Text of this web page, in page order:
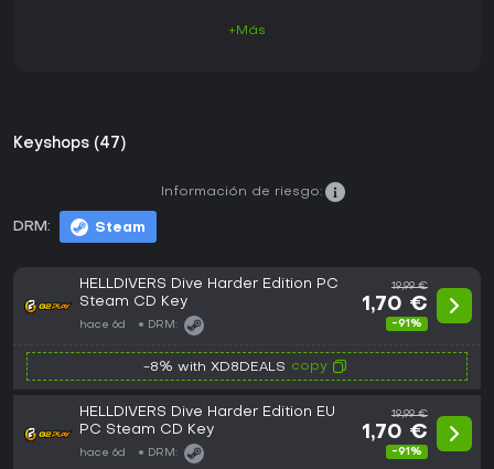
+Más
Keyshops (47)
DRM: Steam
Información de riesgo:
HELLDIVERS Dive Harder Edition PC
Steam CD Key
hace 6d DRM:
19,99 €
1,70 €
-91%
-8% with XD8DEALS copy
HELLDIVERS Dive Harder Edition EU
PC Steam CD Key
hace 6d DRM:
19,99 €
1,70 €
-91%